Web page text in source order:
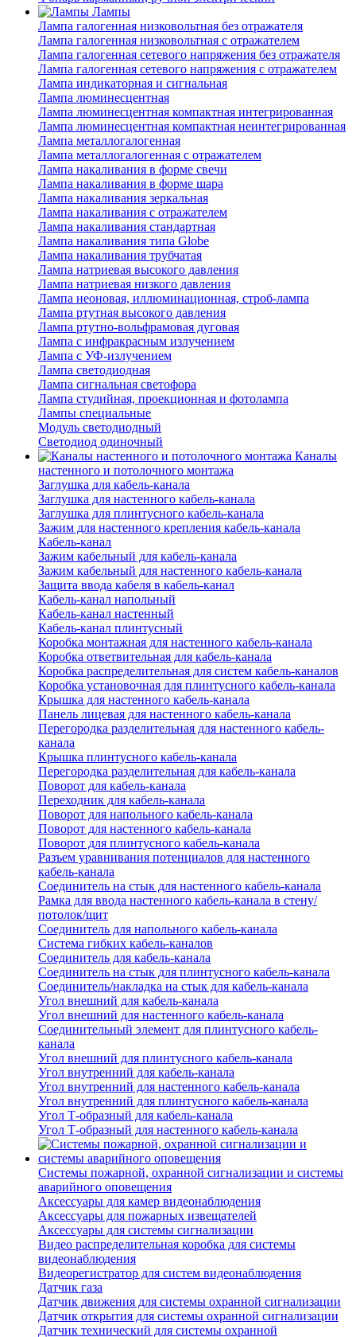
Лампы
Лампа галогенная низковольтная без отражателя
Лампа галогенная низковольтная с отражателем
Лампа галогенная сетевого напряжения без отражателя
Лампа галогенная сетевого напряжения с отражателем
Лампа индикаторная и сигнальная
Лампа люминесцентная
Лампа люминесцентная компактная интегрированная
Лампа люминесцентная компактная неинтегрированная
Лампа металлогалогенная
Лампа металлогалогенная с отражателем
Лампа накаливания в форме свечи
Лампа накаливания в форме шара
Лампа накаливания зеркальная
Лампа накаливания с отражателем
Лампа накаливания стандартная
Лампа накаливания типа Globe
Лампа накаливания трубчатая
Лампа натриевая высокого давления
Лампа натриевая низкого давления
Лампа неоновая, иллюминационная, строб-лампа
Лампа ртутная высокого давления
Лампа ртутно-вольфрамовая дуговая
Лампа с инфракрасным излучением
Лампа с УФ-излучением
Лампа светодиодная
Лампа сигнальная светофора
Лампа студийная, проекционная и фотолампа
Лампы специальные
Модуль светодиодный
Светодиод одиночный
Каналы
настенного и потолочного монтажа
Заглушка для кабель-канала
Заглушка для настенного кабель-канала
Заглушка для плинтусного кабель-канала
Зажим для настенного крепления кабель-канала
Кабель-канал
Зажим кабельный для кабель-канала
Зажим кабельный для настенного кабель-канала
Защита ввода кабеля в кабель-канал
Кабель-канал напольный
Кабель-канал настенный
Кабель-канал плинтусный
Коробка монтажная для настенного кабель-канала
Коробка ответвительная для кабель-канала
Коробка распределительная для систем кабель-каналов
Коробка установочная для плинтусного кабель-канала
Крышка для настенного кабель-канала
Панель лицевая для настенного кабель-канала
Перегородка разделительная для настенного кабель-
канала
Крышка плинтусного кабель-канала
Перегородка разделительная для кабель-канала
Поворот для кабель-канала
Переходник для кабель-канала
Поворот для напольного кабель-канала
Поворот для настенного кабель-канала
Поворот для плинтусного кабель-канала
Разъем уравнивания потенциалов для настенного
кабель-канала
Соединитель на стык для настенного кабель-канала
Рамка для ввода настенного кабель-канала в стену/
потолок/щит
Соединитель для напольного кабель-канала
Система гибких кабель-каналов
Соединитель для кабель-канала
Соединитель на стык для плинтусного кабель-канала
Соединитель/накладка на стык для кабель-канала
Угол внешний для кабель-канала
Угол внешний для настенного кабель-канала
Соединительный элемент для плинтусного кабель-
канала
Угол внешний для плинтусного кабель-канала
Угол внутренний для кабель-канала
Угол внутренний для настенного кабель-канала
Угол внутренний для плинтусного кабель-канала
Угол Т-образный для кабель-канала
Угол Т-образный для настенного кабель-канала
Системы пожарной, охранной сигнализации и системы
аварийного оповещения
Аксессуары для камер видеонаблюдения
Аксессуары для пожарных извещателей
Аксессуары для системы сигнализации
Видео распределительная коробка для системы
видеонаблюдения
Видеорегистратор для систем видеонаблюдения
Датчик газа
Датчик движения для системы охранной сигнализации
Датчик открытия для системы охранной сигнализации
Датчик технический для системы охранной